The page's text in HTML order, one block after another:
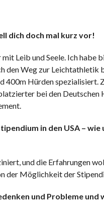
dich doch mal kurz vor!
Leib und Seele. Ich habe
den Weg zur Leichtathletik
400m Hürden
bei den Deutschen
in den USA –
und die Erfahrungen
der Möglichkeit der
und Probleme